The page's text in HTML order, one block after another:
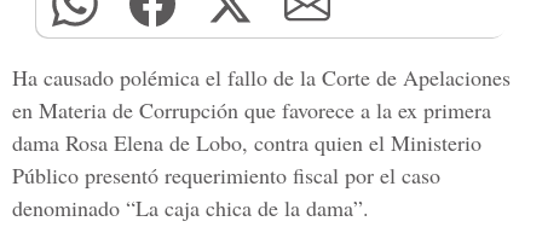
Ha causado polémica el fallo de la Corte de Apelaciones
en Materia de Corrupción que favorece a la ex primera
dama Rosa Elena de Lobo, contra quien el Ministerio
Público presentó requerimiento fiscal por el caso
denominado “La caja chica de la dama”.